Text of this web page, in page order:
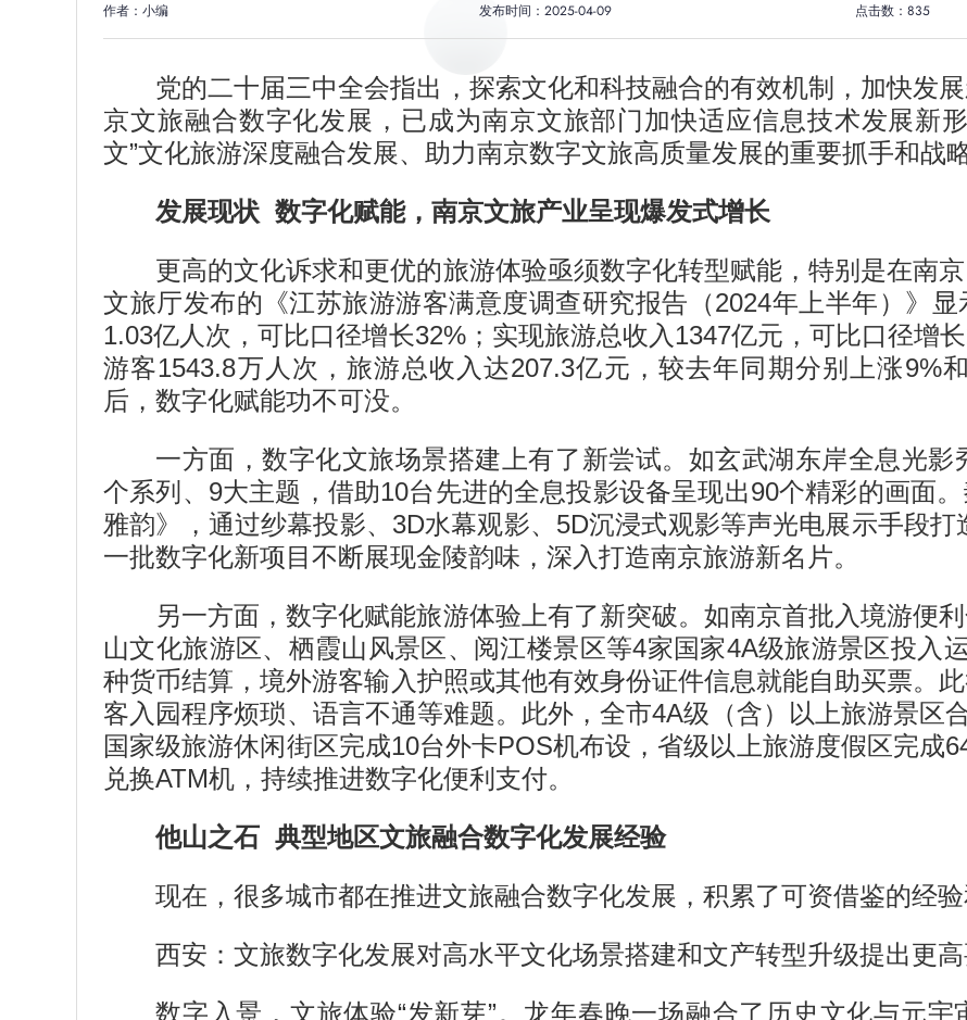
作者：小编 发布时间：2025-04-09 点击数：835
党的二十届三中全会指出，探索文化和科技融合的有效机制，加快发
京文旅融合数字化发展，已成为南京文旅部门加快适应信息技术发展新
文”文化旅游深度融合发展、助力南京数字文旅高质量发展的重要抓手和战略
发展现状 数字化赋能，南京文旅产业呈现爆发式增长
更高的文化诉求和更优的旅游体验亟须数字化转型赋能，特别是在南
文旅厅发布的《江苏旅游游客满意度调查研究报告（2024年上半年）》
1.03亿人次，可比口径增长32%；实现旅游总收入1347亿元，可比口径增
游客1543.8万人次，旅游总收入达207.3亿元，较去年同期分别上涨9%
后，数字化赋能功不可没。
一方面，数字化文旅场景搭建上有了新尝试。如玄武湖东岸全息光
个系列、9大主题，借助10台先进的全息投影设备呈现出90个精彩的画面
雅韵》，通过纱幕投影、3D水幕观影、5D沉浸式观影等声光电展示手段打
一批数字化新项目不断展现金陵韵味，深入打造南京旅游新名片。
另一方面，数字化赋能旅游体验上有了新突破。如南京首批入境游便
山文化旅游区、栖霞山风景区、阅江楼景区等4家国家4A级旅游景区投入
种货币结算，境外游客输入护照或其他有效身份证件信息就能自助买票。
客入园程序烦琐、语言不通等难题。此外，全市4A级（含）以上旅游景区
国家级旅游休闲街区完成10台外卡POS机布设，省级以上旅游度假区完成
兑换ATM机，持续推进数字化便利支付。
他山之石 典型地区文旅融合数字化发展经验
现在，很多城市都在推进文旅融合数字化发展，积累了可资借鉴的经验
西安：文旅数字化发展对高水平文化场景搭建和文产转型升级提出更高
数字入景，文旅体验“发新芽”。龙年春晚一场融合了历史文化与元